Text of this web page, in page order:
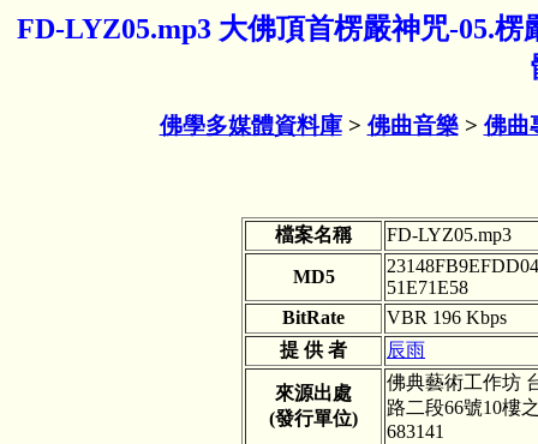
FD-LYZ05.mp3 大佛頂首楞嚴神咒-05.
佛學多媒體資料庫> 佛曲音樂> 佛曲
檔案名稱 FD-LYZ05.mp3
MD5
51E71E58
BitRate
VBR 196 Kbps
提 供 者
辰雨
來源出處
(發行單位)
佛典藝術工作坊
路二段66號10樓
683141